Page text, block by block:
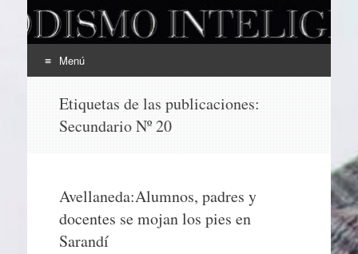
Menú
contenido
Etiquetas de las publicaciones:
Secundario Nº 20
Avellaneda:Alumnos, padres y
docentes se mojan los pies en
Sarandí